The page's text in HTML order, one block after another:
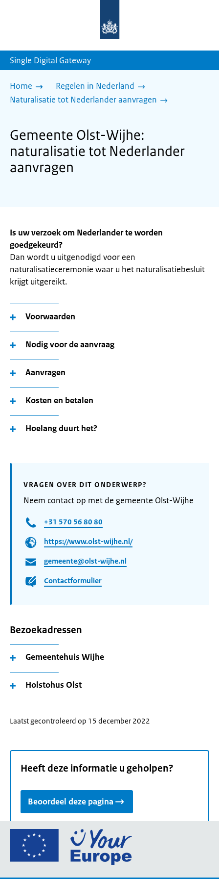
homepage
Single Digital Gateway
Home
Regelen in Nederland
Naturalisatie tot Nederlander aanvragen
Gemeente Olst-Wijhe:
naturalisatie tot Nederlander
aanvragen
Is uw verzoek om Nederlander te worden
goedgekeurd?
Dan wordt u uitgenodigd voor een
naturalisatieceremonie waar u het naturalisatiebesluit
krijgt uitgereikt.
Voorwaarden
Nodig voor de aanvraag
Aanvragen
Kosten en betalen
Hoelang duurt het?
VRAGEN OVER DIT ONDERWERP?
Neem contact op met de gemeente Olst-Wijhe
+31 570 56 80 80
https://www.olst-wijhe.nl/
gemeente@olst-wijhe.nl
Contactformulier
Bezoekadressen
Gemeentehuis Wijhe
Holstohus Olst
Laatst gecontroleerd op 15 december 2022
Heeft deze informatie u geholpen?
Beoordeel deze pagina
Ga
de